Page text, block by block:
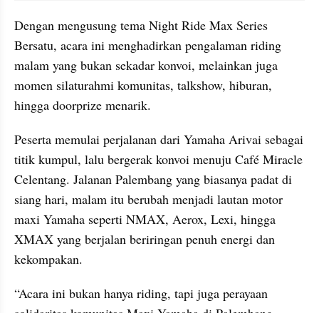
Dengan mengusung tema Night Ride Max Series
Bersatu, acara ini menghadirkan pengalaman riding
malam yang bukan sekadar konvoi, melainkan juga
momen silaturahmi komunitas, talkshow, hiburan,
hingga doorprize menarik.
Peserta memulai perjalanan dari Yamaha Arivai sebagai
titik kumpul, lalu bergerak konvoi menuju Café Miracle
Celentang. Jalanan Palembang yang biasanya padat di
siang hari, malam itu berubah menjadi lautan motor
maxi Yamaha seperti NMAX, Aerox, Lexi, hingga
XMAX yang berjalan beriringan penuh energi dan
kekompakan.
“Acara ini bukan hanya riding, tapi juga perayaan